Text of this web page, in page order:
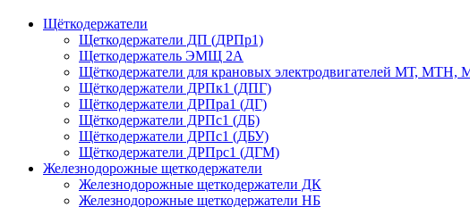
Щёткодержатели
Щеткодержатели ДП (ДРПр1)
Щеткодержатель ЭМЩ 2А
Щёткодержатели для крановых электродвигателей МТ, МТН,
Щёткодержатели ДРПк1 (ДПГ)
Щёткодержатели ДРПра1 (ДГ)
Щёткодержатели ДРПс1 (ДБ)
Щёткодержатели ДРПс1 (ДБУ)
Щёткодержатели ДРПрс1 (ДГМ)
Железнодорожные щеткодержатели
Железнодорожные щеткодержатели ДК
Железнодорожные щеткодержатели НБ